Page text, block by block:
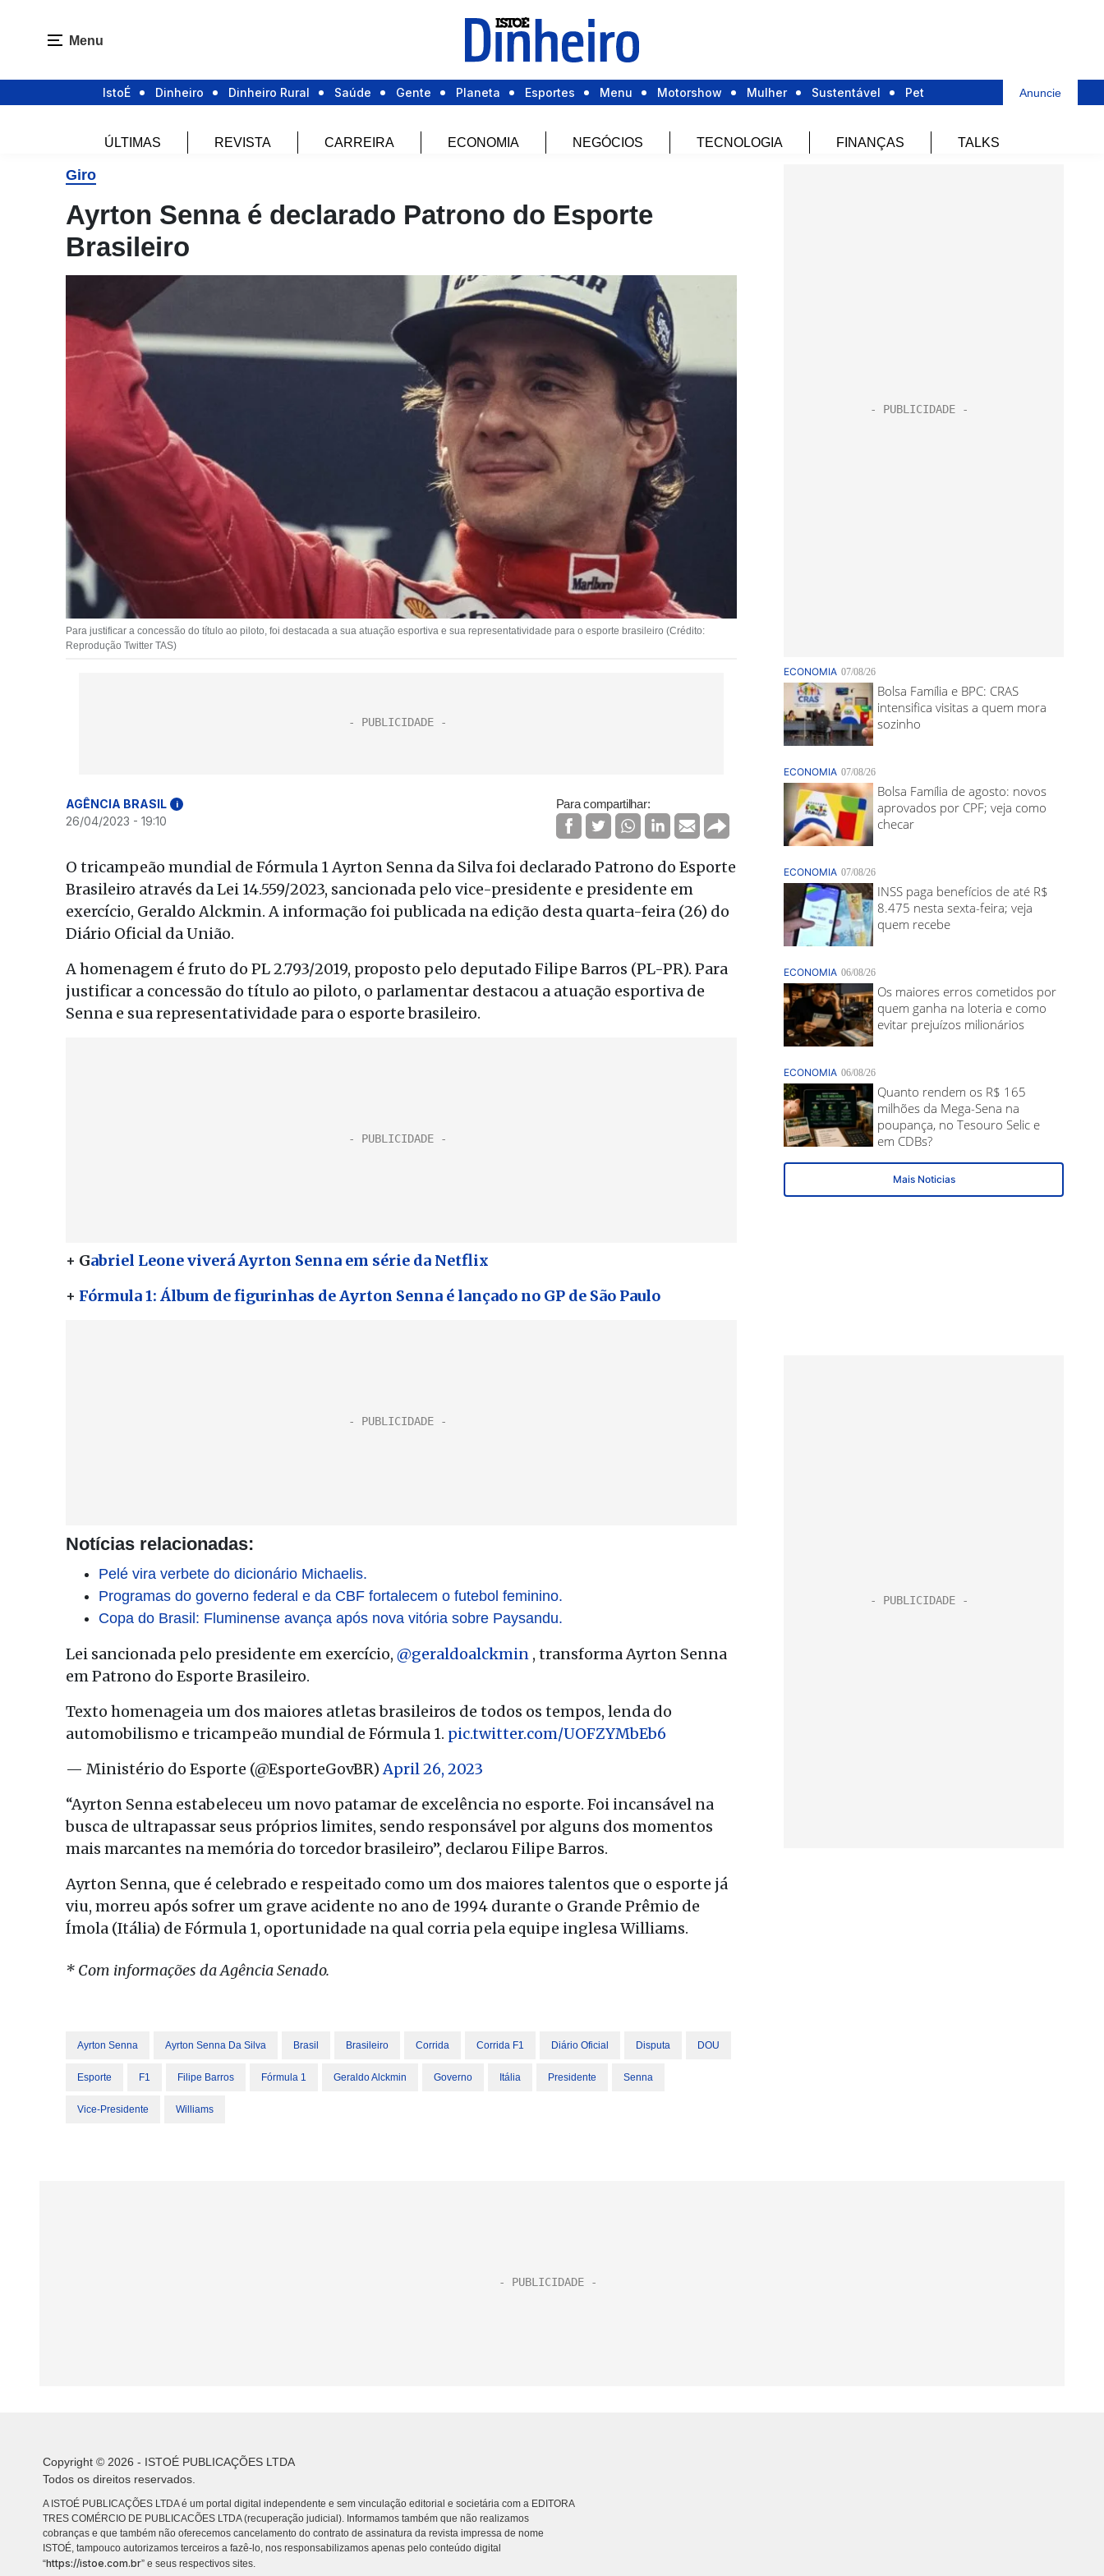
Menu
IstoÉ Dinheiro Dinheiro Rural Saúde Gente Planeta Esportes Menu Motorshow Mulher Sustentável Pet Anuncie
ÚLTIMAS REVISTA CARREIRA ECONOMIA NEGÓCIOS TECNOLOGIA FINANÇAS TALKS
Giro
Ayrton Senna é declarado Patrono do Esporte
Brasileiro
Para justificar a concessão do título ao piloto, foi destacada a sua atuação esportiva e sua representatividade para o esporte brasileiro (Crédito:
Reprodução Twitter TAS)
AGÊNCIA BRASIL i
26/04/2023 - 19:10
Para compartilhar:
O tricampeão mundial de Fórmula 1 Ayrton Senna da Silva foi declarado Patrono do Esporte
Brasileiro através da Lei 14.559/2023, sancionada pelo vice-presidente e presidente em
exercício, Geraldo Alckmin. A informação foi publicada na edição desta quarta-feira (26) do
Diário Oficial da União.
A homenagem é fruto do PL 2.793/2019, proposto pelo deputado Filipe Barros (PL-PR). Para
justificar a concessão do título ao piloto, o parlamentar destacou a atuação esportiva de
Senna e sua representatividade para o esporte brasileiro.
+ Gabriel Leone viverá Ayrton Senna em série da Netflix
+ Fórmula 1: Álbum de figurinhas de Ayrton Senna é lançado no GP de São Paulo
Notícias relacionadas:
Pelé vira verbete do dicionário Michaelis.
Programas do governo federal e da CBF fortalecem o futebol feminino.
Copa do Brasil: Fluminense avança após nova vitória sobre Paysandu.
Lei sancionada pelo presidente em exercício, @geraldoalckmin , transforma Ayrton Senna
em Patrono do Esporte Brasileiro.
Texto homenageia um dos maiores atletas brasileiros de todos os tempos, lenda do
automobilismo e tricampeão mundial de Fórmula 1. pic.twitter.com/UOFZYMbEb6
— Ministério do Esporte (@EsporteGovBR)April 26, 2023
“Ayrton Senna estabeleceu um novo patamar de excelência no esporte. Foi incansável na
busca de ultrapassar seus próprios limites, sendo responsável por alguns dos momentos
mais marcantes na memória do torcedor brasileiro”, declarou Filipe Barros.
Ayrton Senna, que é celebrado e respeitado como um dos maiores talentos que o esporte já
viu, morreu após sofrer um grave acidente no ano de 1994 durante o Grande Prêmio de
Ímola (Itália) de Fórmula 1, oportunidade na qual corria pela equipe inglesa Williams.
* Com informações da Agência Senado.
Ayrton Senna Ayrton Senna Da Silva Brasil Brasileiro Corrida Corrida F1 Diário Oficial Disputa DOU
Esporte F1 Filipe Barros Fórmula 1 Geraldo Alckmin Governo Itália Presidente Senna
Vice-Presidente Williams
Copyright © 2026 - ISTOÉ PUBLICAÇÕES LTDA
Todos os direitos reservados.
A ISTOÉ PUBLICAÇÕES LTDA é um portal digital independente e sem vinculação editorial e societária com a EDITORA
TRES COMÉRCIO DE PUBLICACÕES LTDA (recuperação judicial). Informamos também que não realizamos
cobranças e que também não oferecemos cancelamento do contrato de assinatura da revista impressa de nome
ISTOÉ, tampouco autorizamos terceiros a fazê-lo, nos responsabilizamos apenas pelo conteúdo digital
“https://istoe.com.br” e seus respectivos sites.